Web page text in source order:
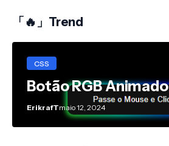
「🔥」Trend
CSS
Botão RGB Animado
ErikrafTmaio 12, 2024